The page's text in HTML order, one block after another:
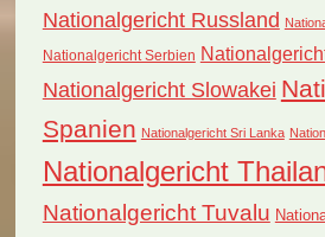
Nationalgericht Russland
Nationalgericht Serbien
Nationalgericht Slowakei
Spanien Nationalgericht Sri Lanka
Nationalgericht
Nationalgericht Tuvalu